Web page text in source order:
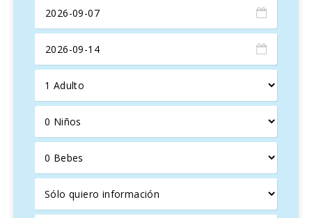
inunda elsalón/cocina/comedor
en la planta baja del
edificio nuevo. La cocina, con una isla central y amplios
armarios de madera, crea un espacio ideal parapreparar
comidasy disfrutar en compañía.
Distribuida en
el confort absoluto. En cada espacio, el encanto tradicional
se encuentra con el lujo moderno, creando una experiencia
inigualable para los huéspedes.
permite el fácil acceso a lugares comoSes Salines, las
salinas de Campos, yColonia de Sant Jordi
, así como a
playas emblemáticascomoEs Freu de Ses Covetes